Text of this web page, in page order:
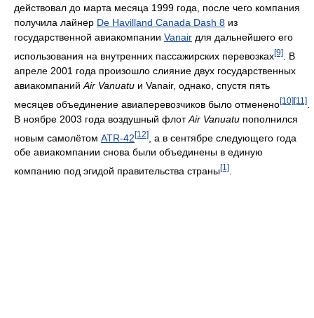
действовал до марта месяца 1999 года, после чего компания
получила лайнер De Havilland Canada Dash 8 из
государственной авиакомпании Vanair для дальнейшего его
использования на внутренних пассажирских перевозках[9]
. В
апреле 2001 года произошло слияние двух государственных
авиакомпаний Air Vanuatu и Vanair, однако, спустя пять
месяцев объединение авиаперевозчиков было отменено[10] [11]
В ноябре 2003 года воздушный флотAir Vanuatu пополнился
новым самолётом ATR-42[12]
, а в сентябре следующего года
обе авиакомпании снова были объединены в единую
компанию под эгидой правительства страны[1]